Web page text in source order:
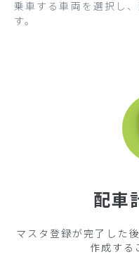
乗車する車両を選択し
す。
配車
マスタ登録が完了した
作成する